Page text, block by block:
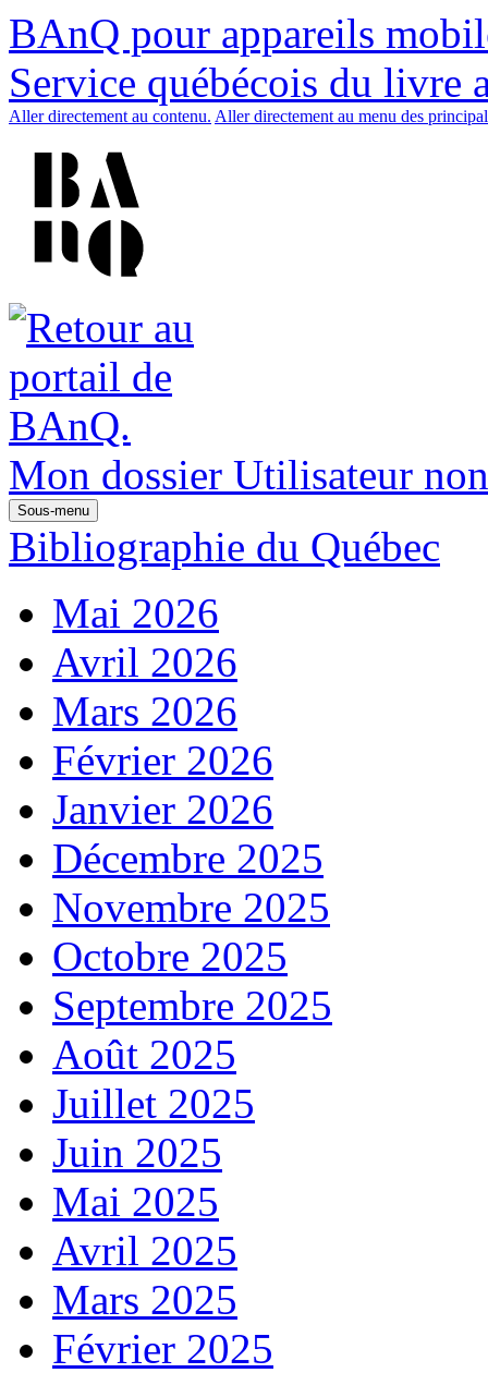
BAnQ pour appareils
Service québécois du livre
Aller directement au contenu. Aller directement au menu des
Mon dossier Utilisateur
Sous-menu
Bibliographie du Québec
Mai 2026
Avril 2026
Mars 2026
Février 2026
Janvier 2026
Décembre 2025
Novembre 2025
Octobre 2025
Septembre 2025
Août 2025
Juillet 2025
Juin 2025
Mai 2025
Avril 2025
Mars 2025
Février 2025